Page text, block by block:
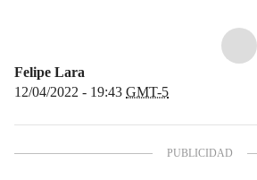
Felipe Lara
12/04/2022 - 19:43 GMT-5